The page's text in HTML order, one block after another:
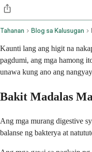
Tahanan Blog sa Kalusugan
Kaunti lang ang higit na
pagdumi, ang mga hamong
unawa kung ano ang
Bakit Madalas
Ang mga murang digestive
balanse ng bakterya at